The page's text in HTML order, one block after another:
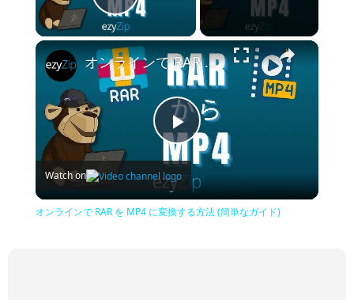
Play Video
×
Play
Video
オンラインで RAR を MP4 に変換する方法 (簡単なガイド)
Watch on
オンラインで RAR を MP4 に変換する方法 (簡単なガイド)